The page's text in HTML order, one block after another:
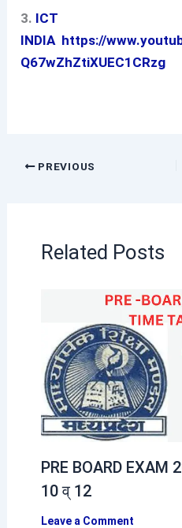
3. ICT
INDIA https://
Q67wZhZtiXUEC1CRzg
PREVIOUS
Related Posts
PRE BOARD EXAM
10 व् 12
Leave a Comment